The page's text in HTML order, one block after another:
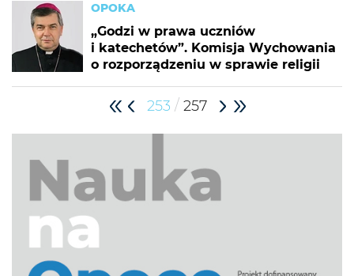
OPOKA
„Godzi w prawa uczniów
i katechetów”. Komisja Wychowania
o rozporządzeniu w sprawie religii
253 / 257